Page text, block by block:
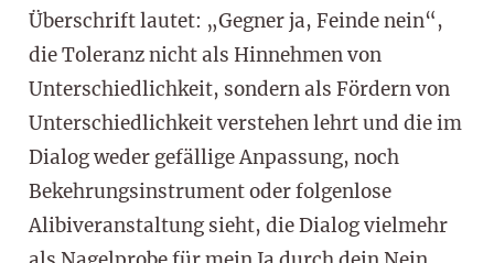
Überschrift lautet: „Gegner ja, Feinde nein“,
die Toleranz nicht als Hinnehmen von
Unterschiedlichkeit, sondern als Fördern von
Unterschiedlichkeit verstehen lehrt und die im
Dialog weder gefällige Anpassung, noch
Bekehrungsinstrument oder folgenlose
Alibiveranstaltung sieht, die Dialog vielmehr